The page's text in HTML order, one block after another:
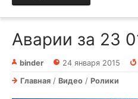
Аварии за 23
binder 24 января 2015
Главная / Видео / Ролики